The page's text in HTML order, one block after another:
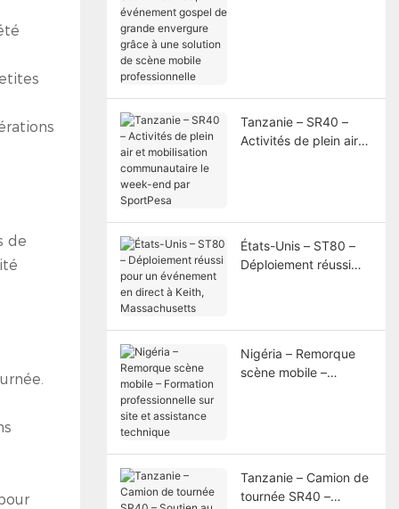
de
Tanzanie – SR40 –
Activités de plein air
États-Unis – ST80 –
Déploiement réussi
Nigéria – Remorque
scène mobile –
Tanzanie – Camion de
tournée SR40 –